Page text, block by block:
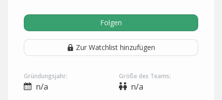
Folgen
Zur Watchlist hinzufügen
Gründungsjahr:
n/a
Größe des Teams:
n/a